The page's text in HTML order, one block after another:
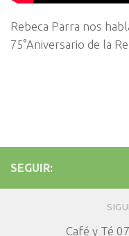
Rebeca Parra nos
75°Aniversario de la
SEGUIR:
Café y Té